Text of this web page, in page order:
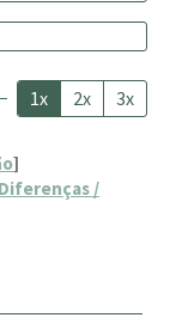
1x 2x 3x
]
Diferenças /